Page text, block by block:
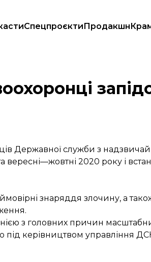
СпецпроєктиПродакшн
Державної служби з
вересні—жовтні 2020 року і
знаряддя злочину, а
з головних причин
керівництвом управління